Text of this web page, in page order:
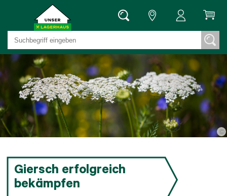
©
Giersch erfolgreich
bekämpfen